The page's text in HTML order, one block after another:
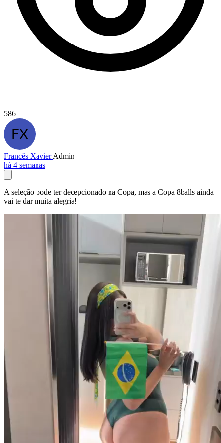
586
Francês XavierAdmin
há 4 semanas
A seleção pode ter decepcionado na Copa, mas a Copa 8balls ainda
vai te dar muita alegria!